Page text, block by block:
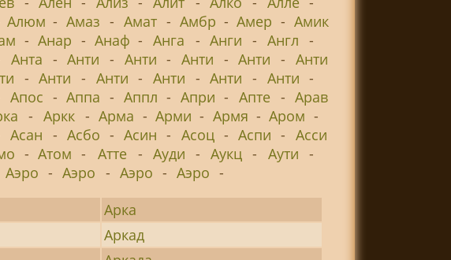
Алюм - Амаз - Амат - Амбр - Амер - Амик
- Анар - Анаф - Анга - Анги - Англ -
Анта - Анти - Анти - Анти - Анти - Анти
- Анти - Анти - Анти - Анти - Анти -
Апос - Аппа - Аппл - Апри - Апте - Арав
- Аркк - Арма - Арми - Армя - Аром -
Асан - Асбо - Асин - Асоц - Аспи - Асси
- Атом - Атте - Ауди - Аукц - Аути -
Аэро - Аэро - Аэро - Аэро -
Арка
Аркад